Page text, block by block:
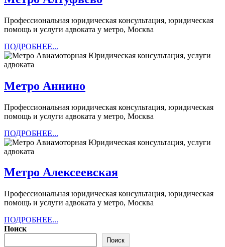
Профессиональная юридическая консультация, юридическая
помощь и услуги адвоката у метро, Москва
ПОДРОБНЕЕ...
Метро Аннино
Профессиональная юридическая консультация, юридическая
помощь и услуги адвоката у метро, Москва
ПОДРОБНЕЕ...
Метро АлексеевскаяМетро
Профессиональная юридическая консультация, юридическая
помощь и услуги адвоката у метро, Москва
ПОДРОБНЕЕ...
Поиск
Поиск